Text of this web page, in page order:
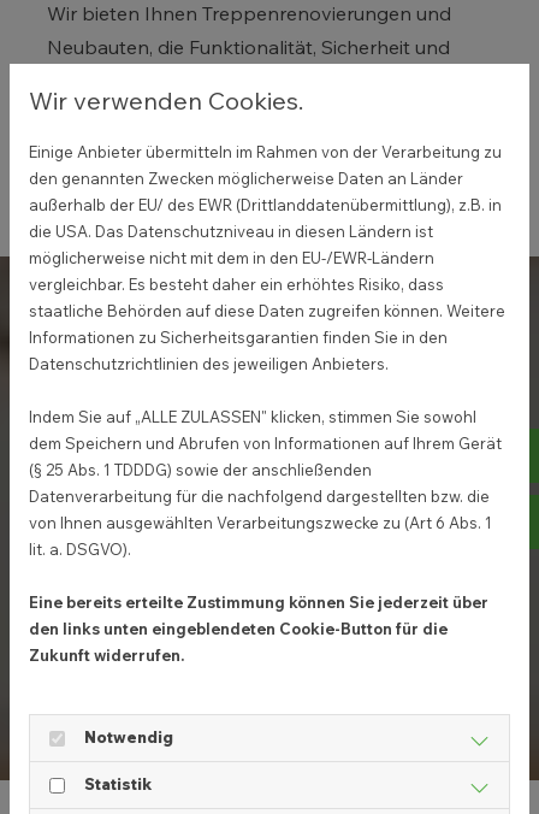
Wir bieten Ihnen Treppenrenovierungen und
Neubauten, die Funktionalität, Sicherheit und
AlsPORTAS-Fachbetriebmodernisieren wir
Treppen schnell, sauber und nachhaltig.
Ihre Vorteile
schnell und nachhaltig.
Maßgeschneiderte neue Treppen
klassisch oder modern.
Sichere und langlebige Materialien
viele Jahre Ruhe.
Handwerkliche Präzision
Wir verwenden Cookies.
Einige Anbieter übermitteln im Rahmen von der Verarbeitung zu
den genannten Zwecken möglicherweise Daten an Länder
außerhalb der EU/ des EWR (Drittlanddatenübermittlung), z.B. in
die USA. Das Datenschutzniveau in diesen Ländern ist
möglicherweise nicht mit dem in den EU-/EWR-Ländern
vergleichbar. Es besteht daher ein erhöhtes Risiko, dass
staatliche Behörden auf diese Daten zugreifen können. Weitere
Informationen zu Sicherheitsgarantien finden Sie in den
Datenschutzrichtlinien des jeweiligen Anbieters.
Indem Sie auf „ALLE ZULASSEN" klicken, stimmen Sie sowohl
dem Speichern und Abrufen von Informationen auf Ihrem Gerät
(§ 25 Abs. 1 TDDDG) sowie der anschließenden
Datenverarbeitung für die nachfolgend dargestellten bzw. die
von Ihnen ausgewählten Verarbeitungszwecke zu (Art 6 Abs. 1
lit. a. DSGVO).
Eine bereits erteilte Zustimmung können Sie jederzeit über
den links unten eingeblendeten Cookie-Button für die
Zukunft widerrufen.
Notwendig
Statistik